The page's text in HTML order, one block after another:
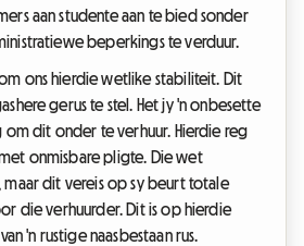
aan studente aan te bied sonder
beperkings te verduur.
ons hierdie wetlike stabiliteit. Dit
gerus te stel. Het jy 'n onbesette
om dit onder te verhuur. Hierdie reg
onmisbare pligte. Die wet
maar dit vereis op sy beurt totale
die verhuurder. Dit is op hierdie
'n rustige naasbestaan rus.